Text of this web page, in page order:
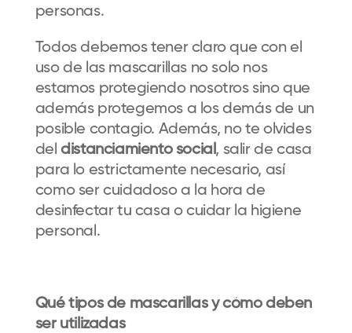
personas.
Todos debemos tener claro que con el
uso de las mascarillas no solo nos
estamos protegiendo nosotros sino que
además protegemos a los demás de un
posible contagio. Además, no te olvides
deldistanciamiento social, salir de casa
para lo estrictamente necesario, así
como ser cuidadoso a la hora de
desinfectar tu casa o cuidar la higiene
personal.
Qué tipos de mascarillas y cómo deben
ser utilizadas